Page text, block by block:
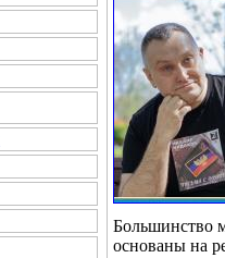
Большинство
основаны на